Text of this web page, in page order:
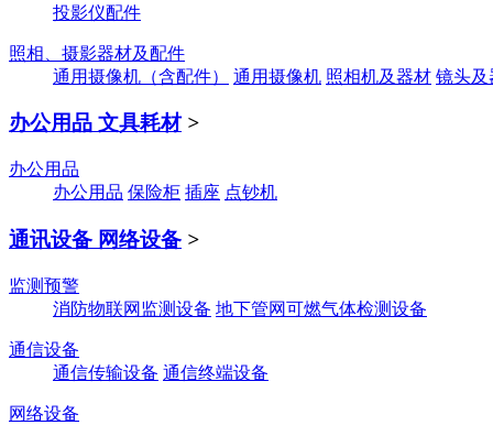
投影仪配件
照相、摄影器材及配件
通用摄像机（含配件）
通用摄像机 照相机及器材 镜头及
办公用品 文具耗材 >
办公用品
办公用品 保险柜 插座 点钞机
通讯设备 网络设备 >
监测预警
消防物联网监测设备 地下管网可燃气体检测设备
通信设备
通信传输设备 通信终端设备
网络设备